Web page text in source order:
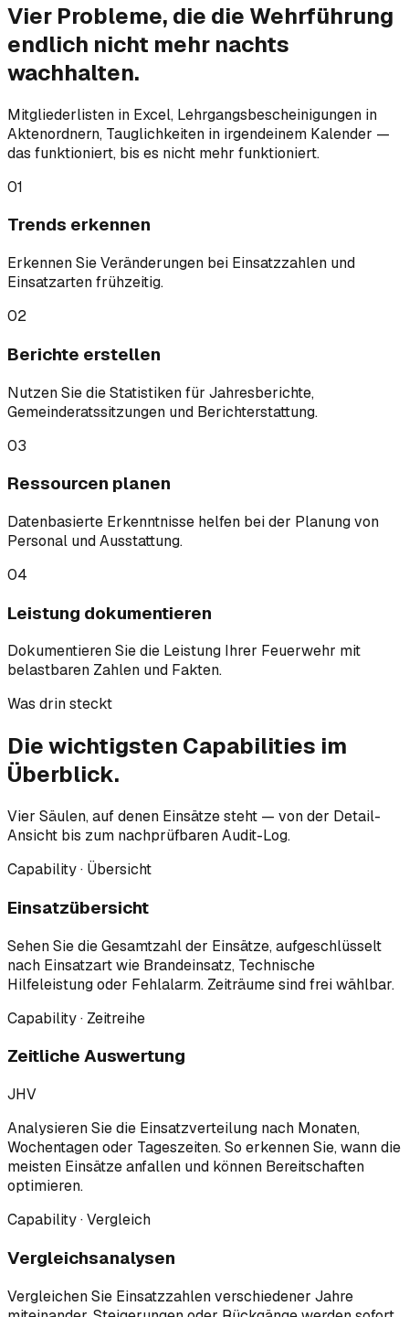
Vier Probleme, die die Wehrführung
endlich nicht mehr nachts
wachhalten.
Mitgliederlisten in Excel, Lehrgangsbescheinigungen in
Aktenordnern, Tauglichkeiten in irgendeinem Kalender —
das funktioniert, bis es nicht mehr funktioniert.
01
Trends erkennen
Erkennen Sie Veränderungen bei Einsatzzahlen und
Einsatzarten frühzeitig.
02
Berichte erstellen
Nutzen Sie die Statistiken für Jahresberichte,
Gemeinderatssitzungen und Berichterstattung.
03
Ressourcen planen
Datenbasierte Erkenntnisse helfen bei der Planung von
Personal und Ausstattung.
04
Leistung dokumentieren
Dokumentieren Sie die Leistung Ihrer Feuerwehr mit
belastbaren Zahlen und Fakten.
Was drin steckt
Die wichtigsten Capabilities im
Überblick.
Vier Säulen, auf denen Einsätze steht — von der Detail-
Ansicht bis zum nachprüfbaren Audit-Log.
Capability · Übersicht
Einsatzübersicht
Sehen Sie die Gesamtzahl der Einsätze, aufgeschlüsselt
nach Einsatzart wie Brandeinsatz, Technische
Hilfeleistung oder Fehlalarm. Zeiträume sind frei wählbar.
Capability · Zeitreihe
Zeitliche Auswertung
JHV
Analysieren Sie die Einsatzverteilung nach Monaten,
Wochentagen oder Tageszeiten. So erkennen Sie, wann die
meisten Einsätze anfallen und können Bereitschaften
optimieren.
Capability · Vergleich
Vergleichsanalysen
Vergleichen Sie Einsatzzahlen verschiedener Jahre